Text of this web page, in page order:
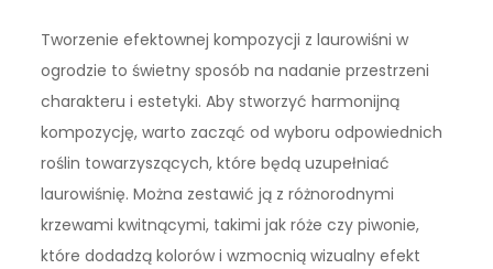
Tworzenie efektownej kompozycji z laurowiśni w
ogrodzie to świetny sposób na nadanie przestrzeni
charakteru i estetyki. Aby stworzyć harmonijną
kompozycję, warto zacząć od wyboru odpowiednich
roślin towarzyszących, które będą uzupełniać
laurowiśnię. Można zestawić ją z różnorodnymi
krzewami kwitnącymi, takimi jak róże czy piwonie,
które dodadzą kolorów i wzmocnią wizualny efekt